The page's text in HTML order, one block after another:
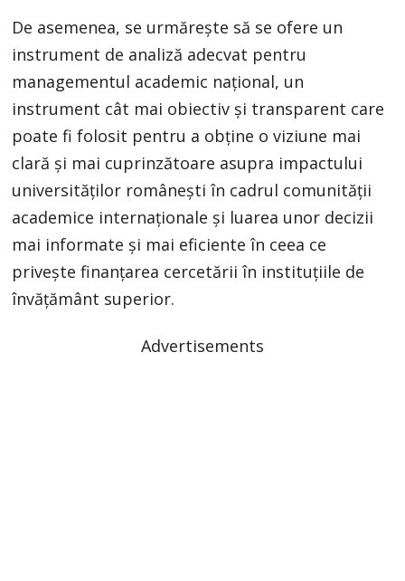
De asemenea, se urmăreşte să se ofere un
instrument de analiză adecvat pentru
managementul academic naţional, un
instrument cât mai obiectiv şi transparent care
poate fi folosit pentru a obţine o viziune mai
clară şi mai cuprinzătoare asupra impactului
universităţilor româneşti în cadrul comunităţii
academice internaţionale şi luarea unor decizii
mai informate şi mai eficiente în ceea ce
priveşte finanţarea cercetării în instituţiile de
învăţământ superior.
Advertisements